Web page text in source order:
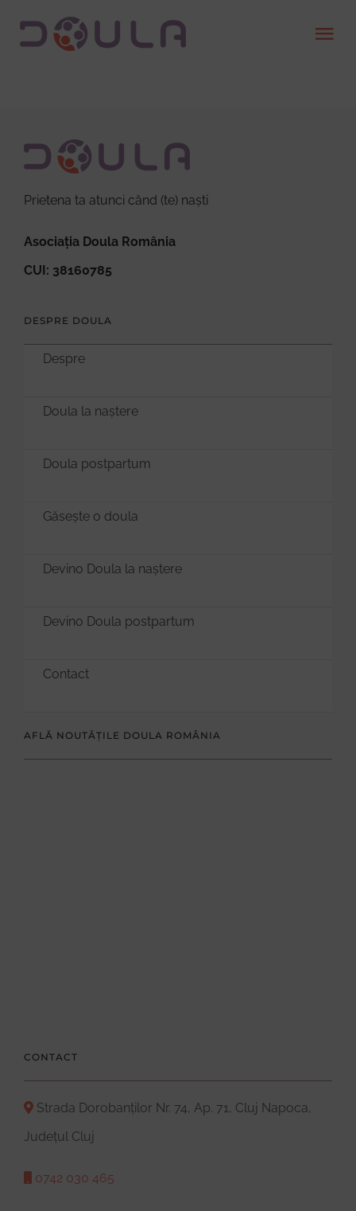
Servicii
Găsește o doula
Devino doula
Contact
Donează
Prietena ta atunci când (te) naști
Asociația Doula România
CUI: 38160785
DESPRE DOULA
Despre
Doula la naștere
Doula postpartum
Găsește o doula
Devino Doula la naștere
Devino Doula postpartum
Contact
AFLĂ NOUTĂȚILE DOULA ROMÂNIA
CONTACT
Strada Dorobanților Nr. 74, Ap. 71, Cluj Napoca,
Județul Cluj
0742 030 465